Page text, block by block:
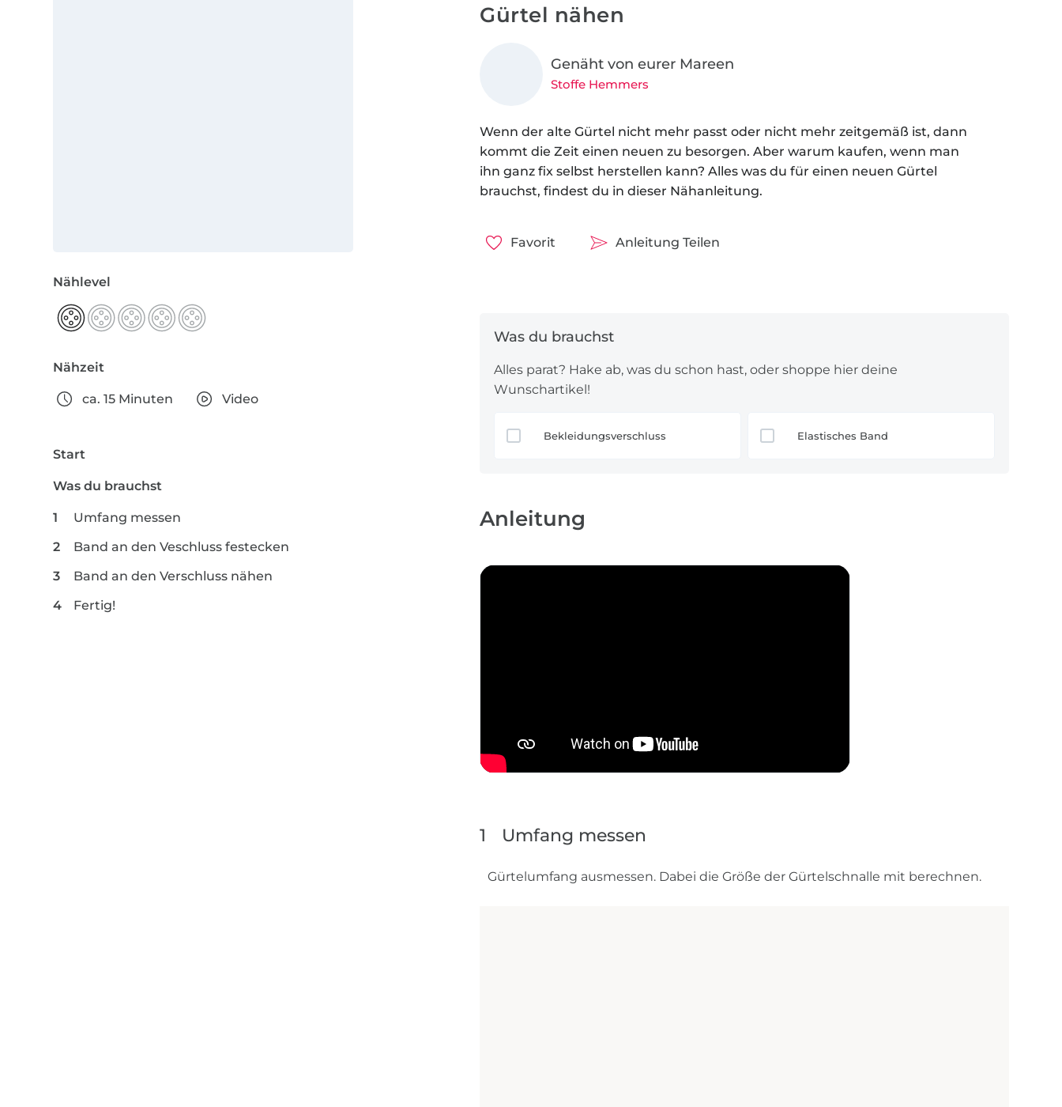
Nählevel
Nähzeit
ca. 15 Minuten Video
Start
Was du brauchst
Umfang messen
Band an den Veschluss festecken
Band an den Verschluss nähen
Fertig!
Gürtel nähen
Genäht von eurer Mareen
Stoffe Hemmers
Wenn der alte Gürtel nicht mehr passt oder nicht mehr zeitgemäß ist, dann
kommt die Zeit einen neuen zu besorgen. Aber warum kaufen, wenn man
ihn ganz fix selbst herstellen kann? Alles was du für einen neuen Gürtel
brauchst, findest du in dieser Nähanleitung.
Favorit Anleitung Teilen
Alles parat? Hake ab, was du schon hast, oder shoppe hier deine
Wunschartikel!
Bekleidungsverschluss Elastisches Band
Anleitung
1 Umfang messen
Gürtelumfang ausmessen. Dabei die Größe der Gürtelschnalle mit berechnen.